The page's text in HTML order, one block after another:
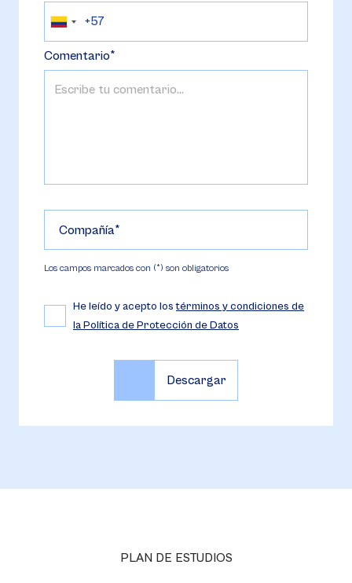
Comentario
Compañía
Los campos marcados con (*) son obligatorios
He leído y acepto lostérminos y condiciones de
la Política de Protección de Datos
PLAN DE ESTUDIOS